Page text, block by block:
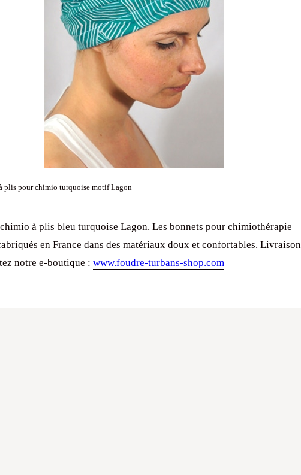
plis pour chimio turquoise motif Lagon
à plis bleu turquoise Lagon. Les bonnets pour chimiothérapie
en France dans des matériaux doux et confortables. Livraison
notre e-boutique : www.foudre-turbans-shop.com